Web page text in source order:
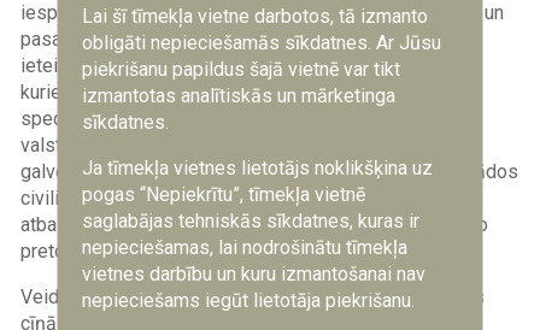
iespējams atrast praktiskus padomus, kā sagatavoties un
pasargāt sevi un savu ģimeni morāli un fiziski. Sniegti
ieteikumi - kā reaģēt un palīdzēt citiem līdzcilvēkiem,
kuriem ienaidnieka agresijas dēļ var būt nepieciešams
specifisks atbalsts. Sadaļā "Valsts noturība" ir uzsvērti
valsts un pašvaldību, kā arī Nacionālo bruņoto spēku
galvenie funkcionālie pienākumi, tāpat norādīti veidi, kādos
civiliedzīvotāji, kuri nevar piedalīties bruņotā cīņā, var
atbalstīt bruņotos spēkus un īstenot civilo nevardarbīgo
pretošanos.
Veidojot rokasgrāmatu, ir ņemtas vērā Ukrainas
atziņas
cīņā pret Krievijas agresiju kopš 2014. gada. Šajā laikā
Lai šī tīmekļa vietne darbotos, tā izmanto
obligāti nepieciešamās sīkdatnes. Ar Jūsu
piekrišanu papildus šajā vietnē var tikt
izmantotas analītiskās un mārketinga
sīkdatnes.
Ja tīmekļa vietnes lietotājs noklikšķina uz
pogas “Nepiekrītu”, tīmekļa vietnē
saglabājas tehniskās sīkdatnes, kuras ir
nepieciešamas, lai nodrošinātu tīmekļa
vietnes darbību un kuru izmantošanai nav
nepieciešams iegūt lietotāja piekrišanu.